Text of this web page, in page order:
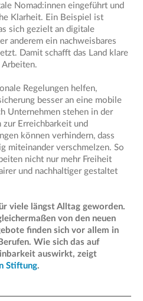
Nomad:innen eingeführt und
Klarheit. Ein Beispiel ist
sich gezielt an digitale
anderem ein nachweisbares
Damit schafft das Land klare
Arbeiten.
Regelungen helfen,
besser an eine mobile
Unternehmen stehen in der
Erreichbarkeit und
können verhindern, dass
miteinander verschmelzen. So
nicht nur mehr Freiheit
und nachhaltiger gestaltet
viele längst Alltag geworden.
von den neuen
finden sich vor allem in
Wie sich das auf
auswirkt, zeigt
Stiftung.